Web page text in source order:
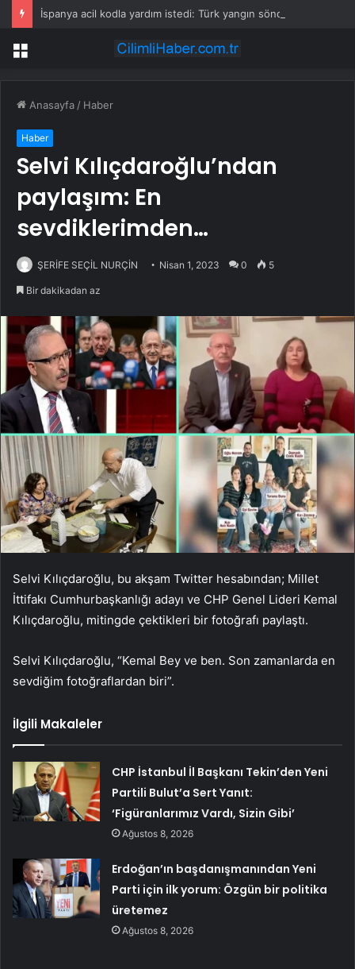
Menü
Anasayfa / Haber
Haber
Selvi Kılıçdaroğlu’ndan
paylaşım: En
sevdiklerimden…
ŞERİFE SEÇİL NURÇİN Nisan 1, 2023 0 5
Bir dakikadan az
Selvi Kılıçdaroğlu, bu akşam Twitter hesabından; Millet
İttifakı Cumhurbaşkanlığı adayı ve CHP Genel Lideri Kemal
Kılıçdaroğlu, mitingde çektikleri bir fotoğrafı paylaştı.
Selvi Kılıçdaroğlu, “Kemal Bey ve ben. Son zamanlarda en
sevdiğim fotoğraflardan biri”.
İlgili Makaleler
CHP İstanbul İl Başkanı Tekin’den Yeni
Partili Bulut’a Sert Yanıt:
‘Figüranlarımız Vardı, Sizin Gibi’
Ağustos 8, 2026
Erdoğan’ın başdanışmanından Yeni
Parti için ilk yorum: Özgün bir politika
üretemez
Ağustos 8, 2026